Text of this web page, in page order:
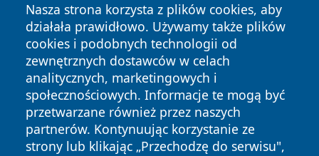
Nasza strona korzysta z plików cookies, aby
działała prawidłowo. Używamy także plików
cookies i podobnych technologii od
zewnętrznych dostawców w celach
analitycznych, marketingowych i
społecznościowych. Informacje te mogą być
przetwarzane również przez naszych
partnerów. Kontynuując korzystanie ze
strony lub klikając „Przechodzę do serwisu",
Copyright © 2026 faktyrzeszow.pl Wszystkie prawa
zastrzeżone.
News Autorzy
Polityka
Prywatności
Polityka
Cookies